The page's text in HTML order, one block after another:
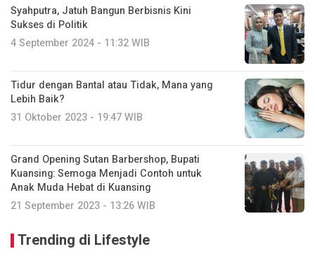
Syahputra, Jatuh Bangun Berbisnis Kini
Sukses di Politik
4 September 2024 - 11:32 WIB
Tidur dengan Bantal atau Tidak, Mana yang
Lebih Baik?
31 Oktober 2023 - 19:47 WIB
Grand Opening Sutan Barbershop, Bupati
Kuansing: Semoga Menjadi Contoh untuk
Anak Muda Hebat di Kuansing
21 September 2023 - 13:26 WIB
Trending di Lifestyle